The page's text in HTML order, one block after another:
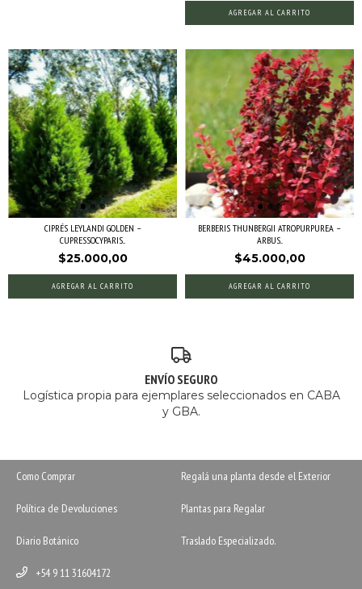
AGREGAR AL CARRITO
CIPRÉS LEYLANDI GOLDEN –
CUPRESSOCYPARIS...
$25.000,00
AGREGAR AL CARRITO
BERBERIS THUNBERGII ATROPURPUREA –
ARBUS...
$45.000,00
AGREGAR AL CARRITO
ENVÍO SEGURO
Logística propia para ejemplares seleccionados en CABA
y GBA.
Como Comprar Regalá una planta desde el Exterior
Política de Devoluciones Plantas para Regalar
Diario Botánico Traslado Especializado.
+54 9 11 31604172